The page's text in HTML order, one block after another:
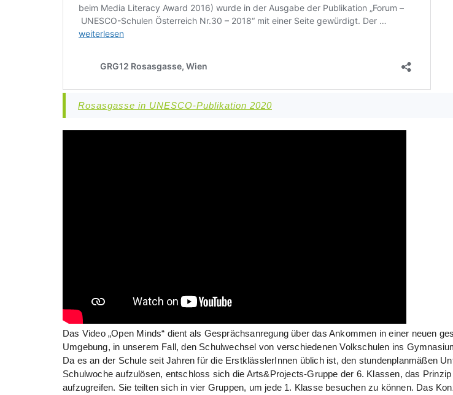
Rosasgasse in UNESCO-Publikation 2020
Das Video „Open Minds“ dient als Gesprächsanregung über das Ankommen in einer neuen
Umgebung, in unserem Fall, den Schulwechsel von verschiedenen Volkschulen ins
Da es an der Schule seit Jahren für die ErstklässlerInnen üblich ist, den stundenplanmäßen
Schulwoche aufzulösen, entschloss sich die Arts&Projects-Gruppe der 6. Klassen, das
aufzugreifen. Sie teilten sich in vier Gruppen, um jede 1. Klasse besuchen zu können. Das